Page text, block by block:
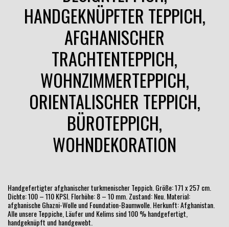
HANDGEKNÜPFTER TEPPICH,
AFGHANISCHER
TRACHTENTEPPICH,
WOHNZIMMERTEPPICH,
ORIENTALISCHER TEPPICH,
BÜROTEPPICH,
WOHNDEKORATION
Handgefertigter afghanischer turkmenischer Teppich. Größe: 171 x 257 cm.
Dichte: 100 – 110 KPSI. Florhöhe: 8 – 10 mm. Zustand: Neu. Material:
afghanische Ghazni-Wolle und Foundation-Baumwolle. Herkunft: Afghanistan.
Alle unsere Teppiche, Läufer und Kelims sind 100 % handgefertigt,
handgeknüpft und handgewebt.